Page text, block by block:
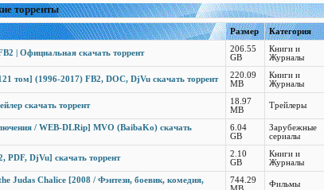
торренты
Размер Категория
| Официальная скачать торрент
206.55
GB
Книги и
Журналы
том] (1996-2017) FB2, DOC, DjVu скачать торрент
220.09
MB
Книги и
Журналы
скачать торрент
18.97
MB
Трейлеры
/ WEB-DLRip] МVO (BaibaKo) скачать
6.04
GB
Зарубежные
сериалы
PDF, DjVu] скачать торрент
2.10
GB
Книги и
Журналы
Judas Chalice [2008 / Фэнтези, боевик, комедия,
744.29
Фильмы